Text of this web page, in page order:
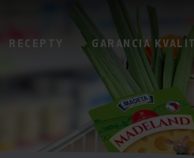
RECEPTY GARANCIA